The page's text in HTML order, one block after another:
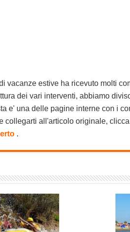
vacanze estive ha ricevuto molti
dei vari interventi, abbiamo
e' una delle pagine interne con i
collegarti all'articolo originale,
.